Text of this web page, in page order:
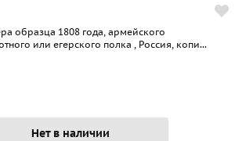
образца 1808 года, армейского
или егерского полка , Россия, копи...
Нет в наличии